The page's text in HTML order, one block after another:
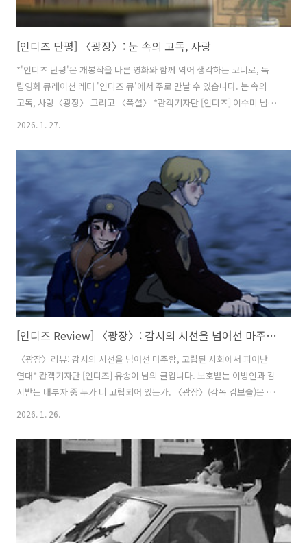
[인디즈 단평] 〈광장〉: 눈 속의 고독, 사랑
*'인디즈 단평'은 개봉작을 다른 영화와 함께 엮어 생각하는 코너로, 독
립영화 큐레이션 레터 '인디즈 큐'에서 주로 만날 수 있습니다. 눈 속의
고독, 사랑〈광장〉 그리고 〈폭설〉 *관객기자단 [인디즈] 이수미 님의
글입니다. 흩날리는 고독의 눈발 속에서 사랑은 어김없이 피어난다.
기관 이삭 보리를 가장 먼저 비춘다. 그가 먼 타국의 외로움 속에서도 버
틸 수 있는 건 교통보안원 복주가 있기 때문이다. 힘들 때 곁에 있어 준 사
람, 함께 있을 때 비로소 자신이 온전해지는 것 같은 사람. 진부하게도 그
런 사랑은 언제나 선명하게 가슴 속에 남는다. 하염없이 내리는 눈발 속
에서 서로를 바라보던 두 사람의 눈빛은 서글프고도 아름다웠다. 통..
2026. 1. 27.
[인디즈 Review] 〈광장〉: 감시의 시선을 넘어선 마주함, 고립된 사회에서 피어난 연대
〈광장〉리뷰: 감시의 시선을 넘어선 마주함, 고립된 사회에서 피어난
연대* 관객기자단 [인디즈] 유송이 님의 글입니다. 보호받는 이방인과 감
시받는 내부자 중 누가 더 고립되어 있는가. 〈광장〉(감독 김보솔)은 북
한이라는 폐쇄된 공간을 배경으로 이 실존적 질문을 묵직하게 던진다. 영
통 보안원 복주의 실종을 겪으며 그를 감시하던 통역관 명준과 마주하게
되는 과정을 그린다. 보통의 분단 소재 영화가 정치적 대립이나 긴박한
탈출을 동력으로 삼는다면 〈광장〉은 감시가 일상화된 사회 속에서 개
인이 느끼는 소외와 그럼에도 불구하고 타인의 안부를 묻고 싶은 인류애
의 본능에 주목한다. 영화의 상징성을 가장 선명하게 드러내는 지점은 오
프닝과 엔딩에 배..
2026. 1. 26.